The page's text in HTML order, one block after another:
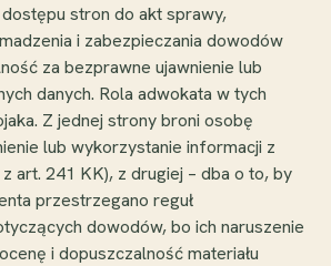
stron do akt sprawy,
i zabezpieczania dowodów
za bezprawne ujawnienie lub
danych. Rola adwokata w tych
Z jednej strony broni osobę
lub wykorzystanie informacji z
art. 241 KK), z drugiej – dba o to, by
przestrzegano reguł
dowodów, bo ich naruszenie
i dopuszczalność materiału